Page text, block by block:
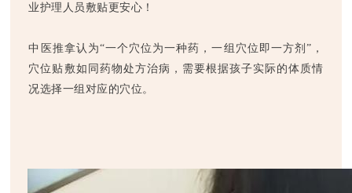
业护理人员敷贴更安心！
中医推拿认为“一个穴位为一种药，一组穴位即一方剂”，
穴位贴敷如同药物处方治病，需要根据孩子实际的体质情
况选择一组对应的穴位。